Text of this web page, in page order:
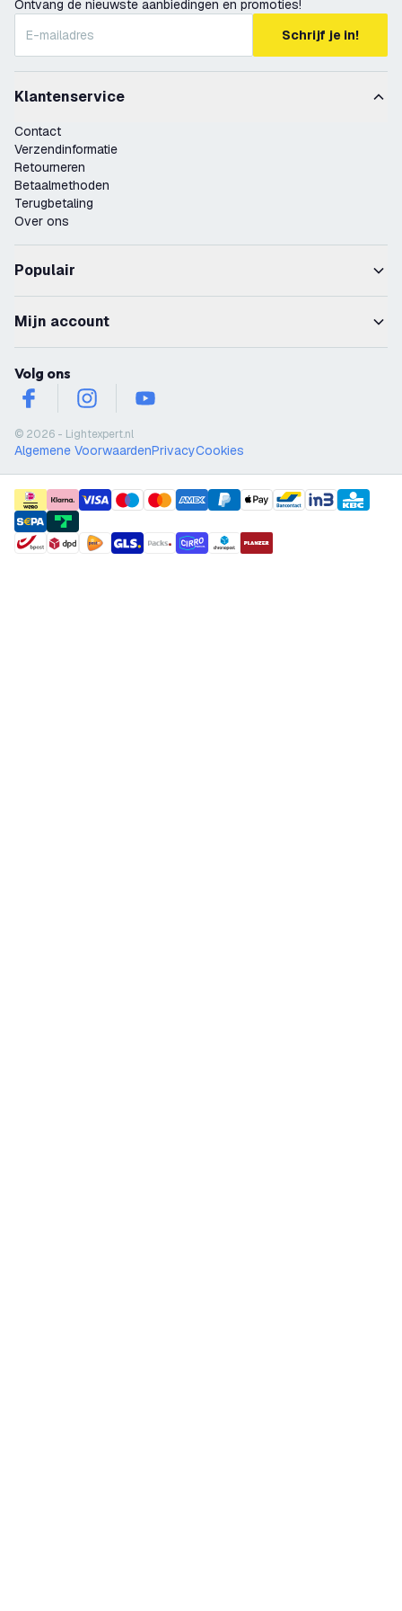
Ontvang de nieuwste aanbiedingen en promoties!
Schrijf je in!
Klantenservice
Contact
Verzendinformatie
Retourneren
Betaalmethoden
Terugbetaling
Over ons
Populair
Mijn account
Volg ons
facebookinstagramyoutube
© 2026 - Lightexpert.nl
Algemene VoorwaardenPrivacyCookies
payment methods
shipment methods